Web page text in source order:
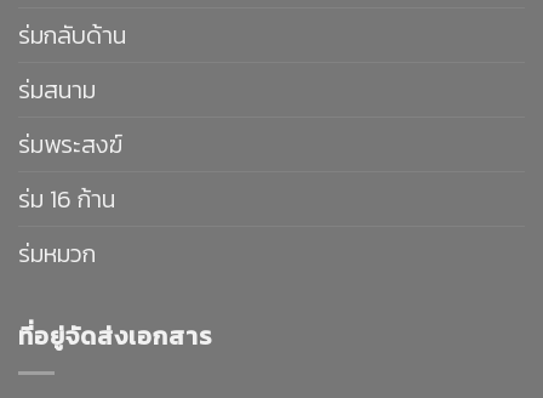
ร่มกลับด้าน
ร่มสนาม
ร่มพระสงฆ์
ร่ม 16 ก้าน
ร่มหมวก
ที่อยู่จัดส่งเอกสาร